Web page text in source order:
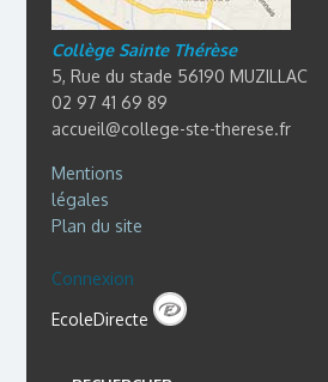
Collège Sainte Thérèse
5, Rue du stade 56190 MUZILLAC
02 97 41 69 89
accueil@college-ste-therese.fr
Mentions
légales
Plan du site
Connexion
EcoleDirecte